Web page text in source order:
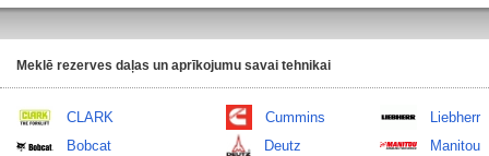
Meklē rezerves daļas un aprīkojumu savai tehnikai
CLARK
Bobcat
Cummins
Deutz
Liebherr
Manitou